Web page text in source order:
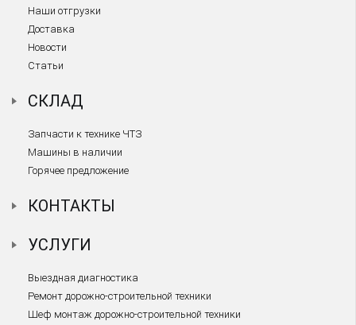
Наши отгрузки
Доставка
Новости
Статьи
СКЛАД
Запчасти к технике ЧТЗ
Машины в наличии
Горячее предложение
КОНТАКТЫ
УСЛУГИ
Выездная диагностика
Ремонт дорожно-строительной техники
Шеф монтаж дорожно-строительной техники